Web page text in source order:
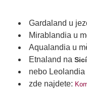
Gardaland u
Mirablandia u
Aqualandia u
Etnaland na
nebo Leolandia
zde najdete: